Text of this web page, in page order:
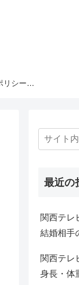
プライバシーポリシー・運営者情報
最近の
関西テレ
結婚相手
関西テレ
身長・体